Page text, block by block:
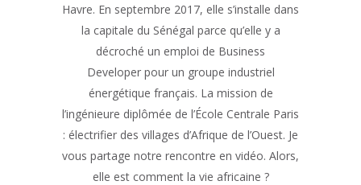
Havre. En septembre 2017, elle s’installe dans
la capitale du Sénégal parce qu’elle y a
décroché un emploi de Business
Developer pour un groupe industriel
énergétique français. La mission de
l’ingénieure diplômée de l’École Centrale Paris
: électrifier des villages d’Afrique de l’Ouest. Je
vous partage notre rencontre en vidéo. Alors,
elle est comment la vie africaine ?